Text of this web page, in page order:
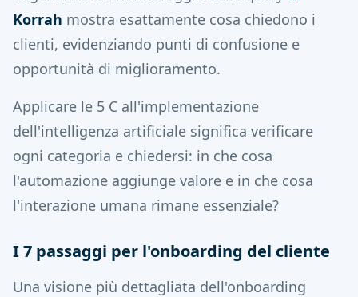
Korrah mostra esattamente cosa chiedono i
clienti, evidenziando punti di confusione e
opportunità di miglioramento.
Applicare le 5 C all'implementazione
dell'intelligenza artificiale significa verificare
ogni categoria e chiedersi: in che cosa
l'automazione aggiunge valore e in che cosa
l'interazione umana rimane essenziale?
I 7 passaggi per l'onboarding del cliente
Una visione più dettagliata dell'onboarding